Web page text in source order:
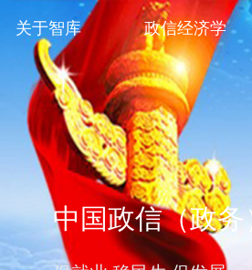
中国政信（政
关于智库 政信经济学